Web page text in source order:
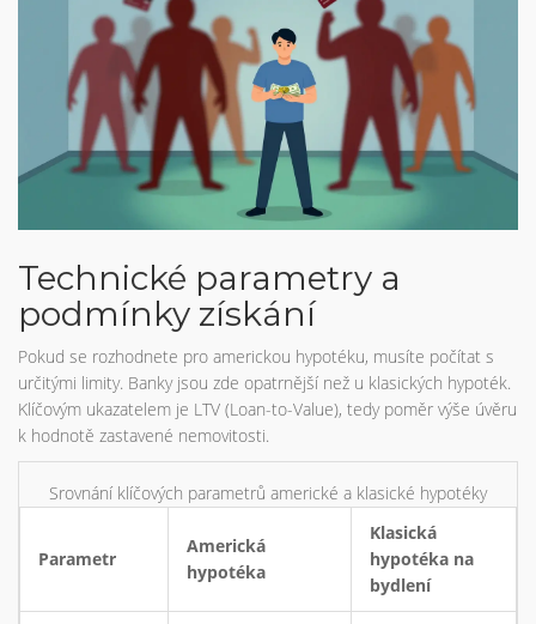
Technické parametry a
podmínky získání
Pokud se rozhodnete pro americkou hypotéku, musíte počítat s
určitými limity. Banky jsou zde opatrnější než u klasických hypoték.
Klíčovým ukazatelem je LTV (Loan-to-Value), tedy poměr výše úvěru
k hodnotě zastavené nemovitosti.
Srovnání klíčových parametrů americké a klasické hypotéky
Parametr
Americká
hypotéka
Klasická
hypotéka na
bydlení